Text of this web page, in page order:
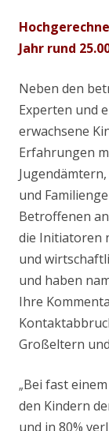
Jahr rund
Neben den
Experten und
erwachsene
Erfahrungen
und
Betroffenen
die Initiatoren
und
und haben
Ihre
Großeltern
„Bei fast
den Kindern
und in 80%